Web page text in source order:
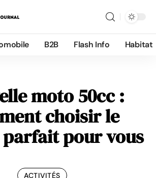
B2B Flash Info Habitat
moto 50cc :
choisir le
pour vous
ACTIVITÉS